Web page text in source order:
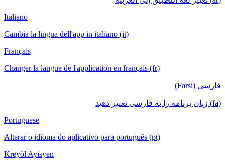
Italiano
Cambia la lingua dell'app in italiano (it)
Français
Changer la langue de l'application en français (fr)
فارسی (Farsi)
(fa) زبان برنامه را به فارسی تغییر دهید
Portuguese
Alterar o idioma do aplicativo para português (pt)
Kreyòl Ayisyen